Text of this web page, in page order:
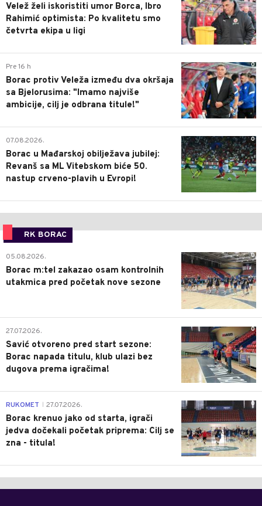
Velež želi iskoristiti umor Borca, Ibro
Rahimić optimista: Po kvalitetu smo
četvrta ekipa u ligi
0
Pre 16 h
Borac protiv Veleža između dva okršaja
sa Bjelorusima: "Imamo najviše
ambicije, cilj je odbrana titule!"
0
07.08.2026.
Borac u Mađarskoj obilježava jubilej:
Revanš sa ML Vitebskom biće 50.
nastup crveno-plavih u Evropi!
RK BORAC
0
05.08.2026.
Borac m:tel zakazao osam kontrolnih
utakmica pred početak nove sezone
0
27.07.2026.
Savić otvoreno pred start sezone:
Borac napada titulu, klub ulazi bez
dugova prema igračima!
0
RUKOMET 27.07.2026.
Borac krenuo jako od starta, igrači
jedva dočekali početak priprema: Cilj se
zna - titula!